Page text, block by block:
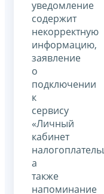
уведомление
содержит
некорректную
информацию,
заявление
о
подключении
к
сервису
«Личный
кабинет
а
также
напоминание